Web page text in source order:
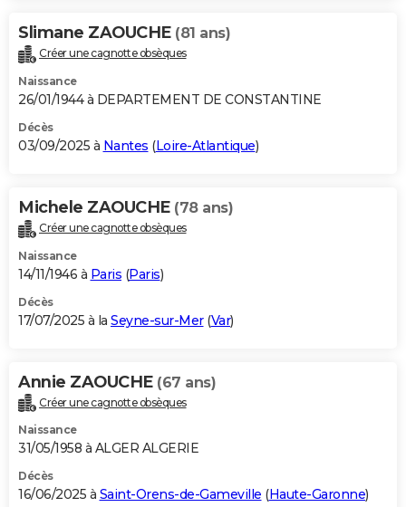
Bricolage
Lifestyle
Culture
Sport
Auto
Television
Voyage
Cinema
Slimane ZAOUCHE (81 ans)
Créer une cagnotte obsèques
Naissance
26/01/1944 à DEPARTEMENT DE CONSTANTINE
Décès
03/09/2025 à Nantes (Loire-Atlantique)
Michele ZAOUCHE (78 ans)
Créer une cagnotte obsèques
Naissance
14/11/1946 à Paris (Paris)
Décès
17/07/2025 à la Seyne-sur-Mer(Var)
Annie ZAOUCHE (67 ans)
Créer une cagnotte obsèques
Naissance
31/05/1958 à ALGER ALGERIE
Décès
16/06/2025 à Saint-Orens-de-Gameville (Haute-Garonne)